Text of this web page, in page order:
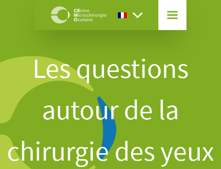
Les questions
autour de la
chirurgie des yeux